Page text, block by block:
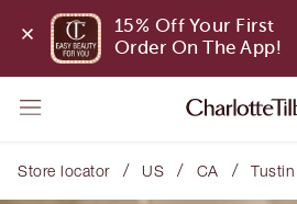
15% Off Your First
Order On The App!
Store locator / US / CA / Tustin